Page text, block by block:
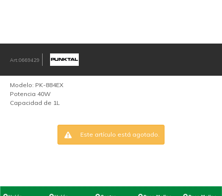
0669429
Modelo: PK-884EX
Potencia 40W
Capacidad de 1L
Este artículo está agotado.